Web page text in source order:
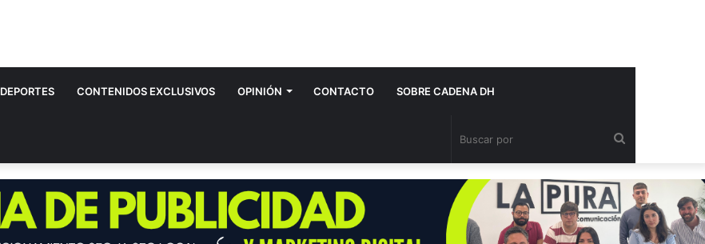
DEPORTES CONTENIDOS EXCLUSIVOS OPINIÓN CONTACTO SOBRE CADENA DH
por